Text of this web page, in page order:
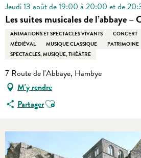
Jeudi 13 août de 19:00 à 20:00 et de
Les suites musicales de l’abbaye –
ANIMATIONS ET SPECTACLES VIVANTS CONCERT
MÉDIÉVAL
MUSIQUE CLASSIQUE PATRIMOINE
SPECTACLES, MUSIQUE, THÉÂTRE
7 Route de l'Abbaye, Hambye
M'y rendre
PartagerAjouter aux favoris